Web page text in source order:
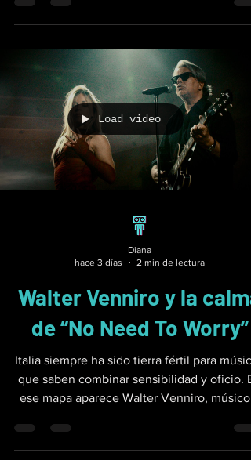
integrantes que se abre camino con un
sonido cargado de poesía y electricidad. Su
declaración de intenciones: un
reconocimiento de la belleza peligrosa que
aún late en el rock’n’roll y de las trampas
las que puede caer. Es un tema que no se
limita a sonar fuerte, sino que busca
con la historia del género y con sus
contradicciones. La voz y las letras
Load video
hace 3 días
2 min de lectura
Walter Venniro y la calma
de “No Need To Worry”
Italia siempre ha sido tierra fértil para
ese mapa aparece Walter Venniro, músico
autor que se mueve con naturalidad entre